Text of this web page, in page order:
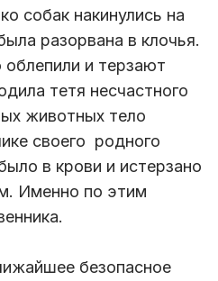
собак накинулись на
разорвана в клочья.
и терзают
тетя несчастного
животных тело
своего родного
в крови и истерзано
Именно по этим
безопасное